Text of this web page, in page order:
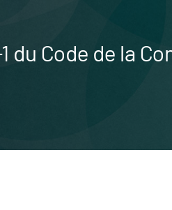
Code de la